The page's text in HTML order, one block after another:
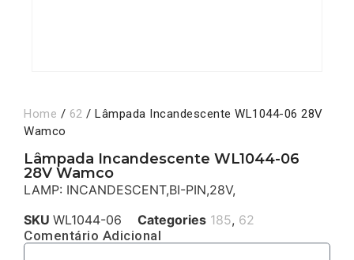
Home / 62 / Lâmpada Incandescente WL1044-06 28V
Wamco
Lâmpada Incandescente WL1044-06
28V Wamco
LAMP: INCANDESCENT,BI-PIN,28V,
SKU WL1044-06 Categories 185, 62
Comentário Adicional